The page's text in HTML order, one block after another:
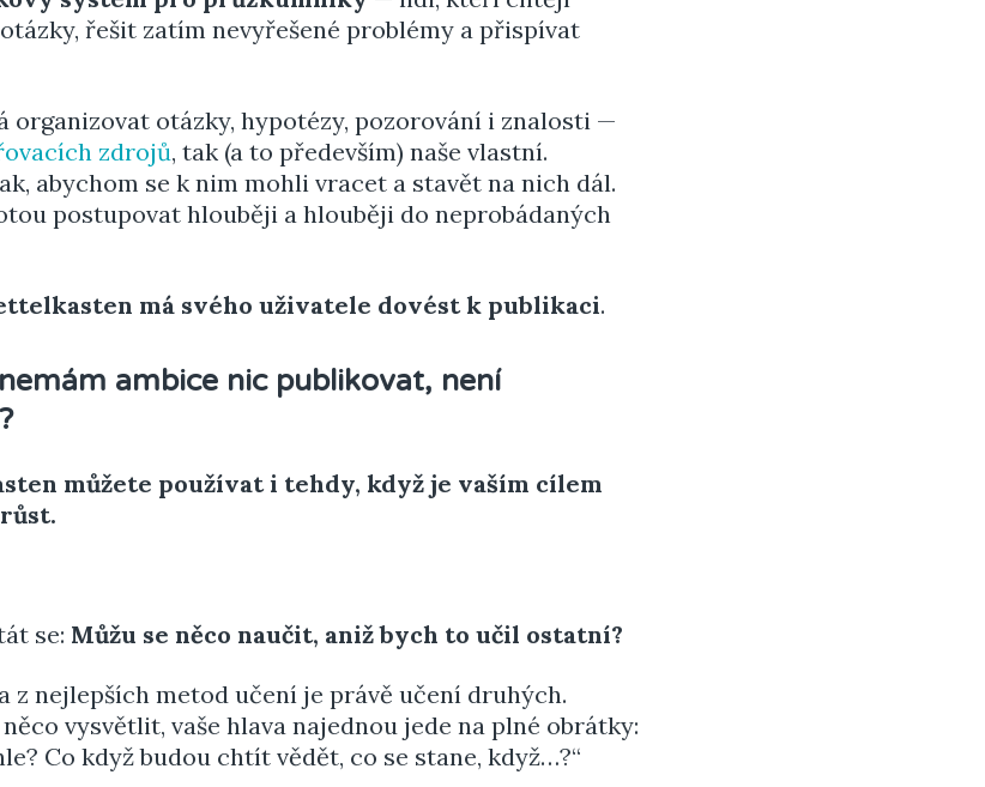
řešit zatím nevyřešené problémy a přispívat
organizovat otázky, hypotézy, pozorování i znalosti —
zdrojů, tak (a to především) naše vlastní.
abychom se k nim mohli vracet a stavět na nich dál.
postupovat hlouběji a hlouběji do neprobádaných
má svého uživatele dovést k publikaci.
ambice nic publikovat, není
můžete používat i tehdy, když je vaším cílem
se: Můžu se něco naučit, aniž bych to učil ostatní?
z nejlepších metod učení je právě učení druhých.
vysvětlit, vaše hlava najednou jede na plné obrátky:
Co když budou chtít vědět, co se stane, když…?“